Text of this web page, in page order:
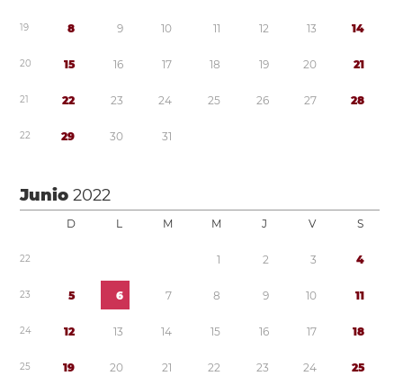
19 8 9 10 11 12 13 14
20 15 16 17 18 19 20 21
21 22 23 24 25 26 27 28
22 29 30 31
Junio2022
D L M M J V S
22 1 2 3 4
23 5 6 7 8 9 10 11
24 12 13 14 15 16 17 18
25 19 20 21 22 23 24 25